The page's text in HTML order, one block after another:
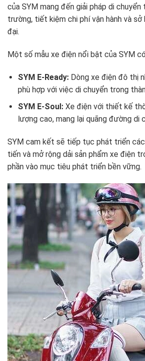
của SYM mang đến giải pháp di
trường, tiết kiệm chi phí vận hành và
đại.
Một số mẫu xe điện nổi bật của SYM
SYM E-Ready:Dòng xe điện đô thị
phù hợp với việc di chuyển trong
SYM E-Soul:Xe điện với thiết kế
lượng cao, mang lại quãng đường di
SYM cam kết sẽ tiếp tục phát triển
tiến và mở rộng dải sản phẩm xe điện
phần vào mục tiêu phát triển bền vững.